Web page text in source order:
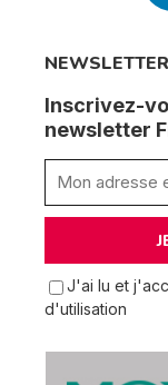
NEWSLETTER
Inscrivez-
newsletter
J'ai lu et
d'utilisation